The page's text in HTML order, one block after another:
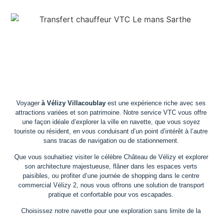
Voyager à Vélizy Villacoublay est une expérience riche avec ses
attractions variées et son patrimoine. Notre service VTC vous offre
une façon idéale d’explorer la ville en navette, que vous soyez
touriste ou résident, en vous conduisant d’un point d’intérêt à l’autre
sans tracas de navigation ou de stationnement.
Que vous souhaitiez visiter le célèbre Château de Vélizy et explorer
son architecture majestueuse, flâner dans les espaces verts
paisibles, ou profiter d’une journée de shopping dans le centre
commercial Vélizy 2, nous vous offrons une solution de transport
pratique et confortable pour vos escapades.
Choisissez notre navette pour une exploration sans limite de la